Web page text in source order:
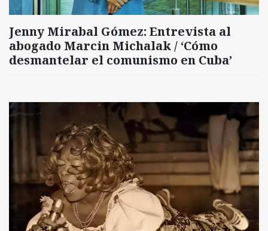
Jenny Mirabal Gómez: Entrevista al
abogado Marcin Michalak / ‘Cómo
desmantelar el comunismo en Cuba’